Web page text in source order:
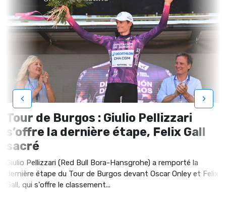
Tour de Burgos : Giulio Pellizzari
s’offre la dernière étape, Felix Gall
sacré
Giulio Pellizzari (Red Bull Bora-Hansgrohe) a remporté la
dernière étape du Tour de Burgos devant Oscar Onley et Felix
Gall, qui s'offre le classement...
‹ ›